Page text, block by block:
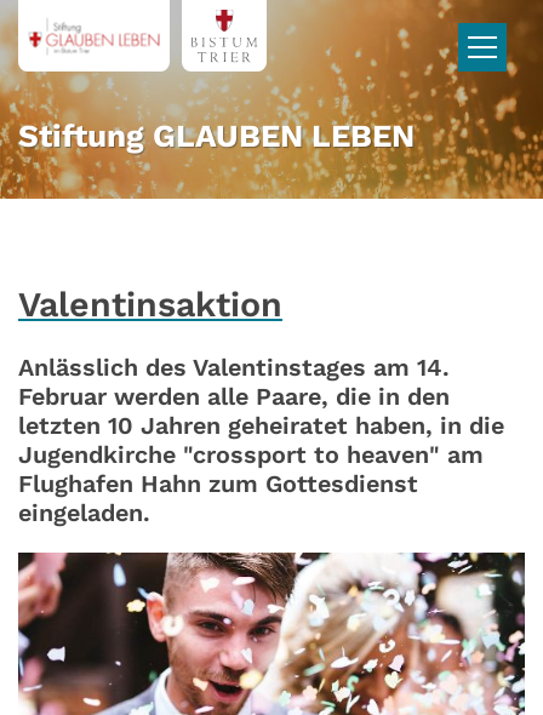
Zum Inhalt springen
Stiftung GLAUBEN LEBEN
Valentinsaktion
Anlässlich des Valentinstages am 14.
Februar werden alle Paare, die in den
letzten 10 Jahren geheiratet haben, in die
Jugendkirche "crossport to heaven" am
Flughafen Hahn zum Gottesdienst
eingeladen.